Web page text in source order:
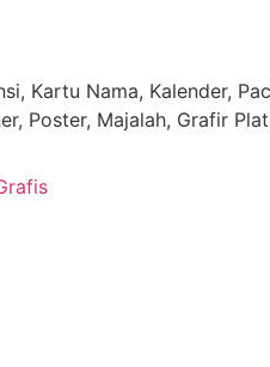
Kartu Nama, Kalender,
Poster, Majalah, Grafir